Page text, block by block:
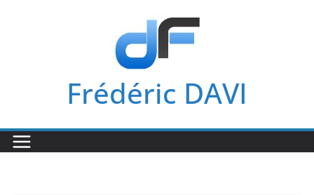
Frédéric DAVI